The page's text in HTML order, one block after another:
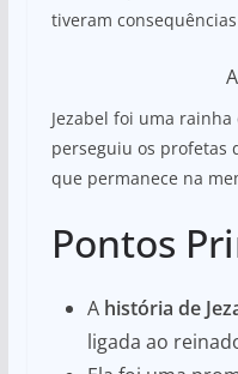
tiveram
Jezabel foi uma
perseguiu os profetas
que permanece na
Pontos
A história de
ligada ao